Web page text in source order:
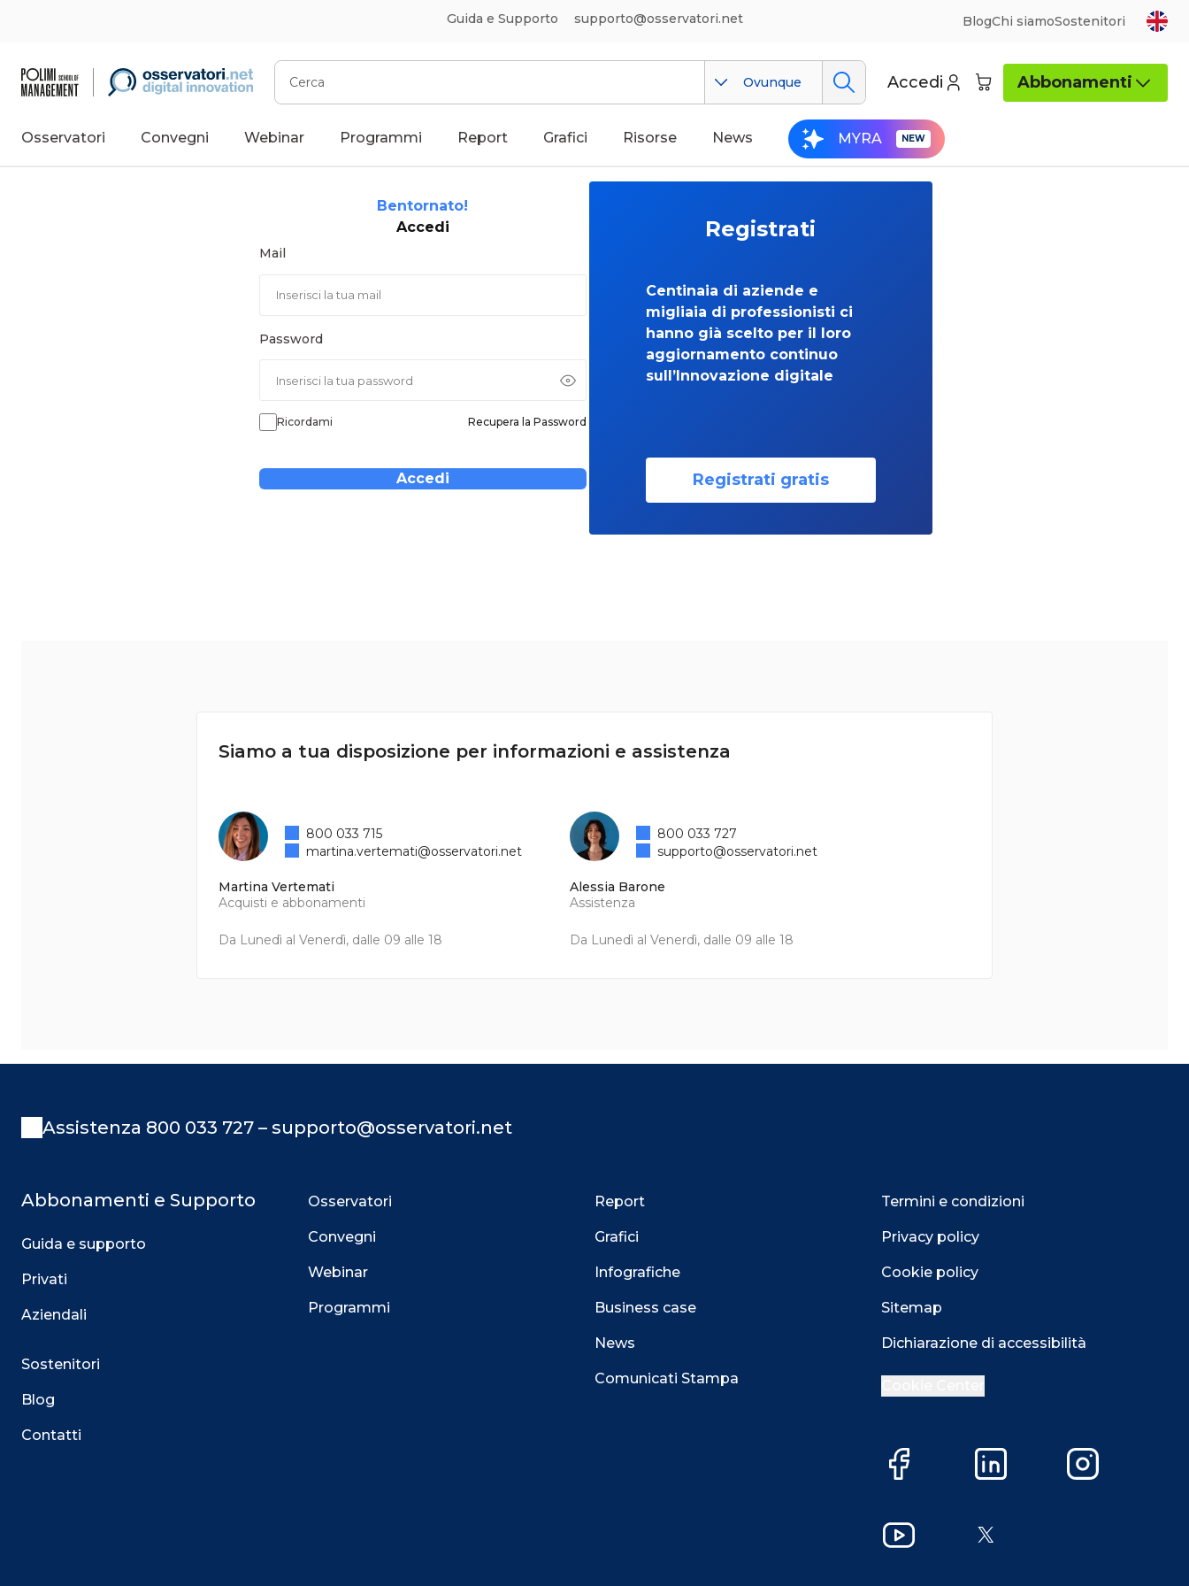
Guida e Supporto supporto@osservatori.net BlogChi siamoSostenitori
Cerca
Ovunque Accedi Abbonamenti
Osservatori Convegni Webinar Programmi Report Grafici Risorse News MYRA
Bentornato!
Accedi
Mail
Password
Ricordami Recupera la Password
Accedi
Registrati
Centinaia di aziende e
migliaia di professionisti ci
hanno già scelto per il loro
aggiornamento continuo
sull’Innovazione digitale
Registrati gratis
Siamo a tua disposizione per informazioni e assistenza
Martina Vertemati
Acquisti e abbonamenti
Da Lunedì al Venerdì, dalle 09 alle 18
800 033 715
martina.vertemati@osservatori.net
Alessia Barone
Assistenza
Da Lunedì al Venerdì, dalle 09 alle 18
800 033 727
supporto@osservatori.net
Assistenza 800 033 727 – supporto@osservatori.net
Abbonamenti e Supporto
Guida e supporto
Privati
Aziendali
Sostenitori
Blog
Contatti
Osservatori
Convegni
Webinar
Programmi
Report
Grafici
Infografiche
Business case
News
Comunicati Stampa
Termini e condizioni
Privacy policy
Cookie policy
Sitemap
Dichiarazione di accessibilità
Facebook LinkedIn Instagram
YouTube X
Accetta Più opzioni